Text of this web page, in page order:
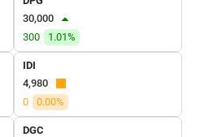
30,000
300
1.01%
IDI
4,980
0
0.00%
DGC